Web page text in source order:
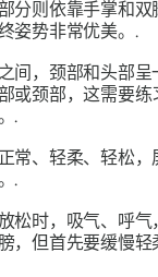
分则依靠手掌和
姿势非常优美。.
间，颈部和头部
或颈部，这需要
.
常、轻柔、轻松
.
松时，吸气、呼
，但首先要缓慢